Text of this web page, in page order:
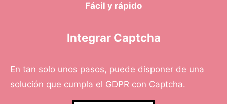
Fácil y rápido
Integrar Captcha
En tan solo unos pasos, puede disponer de una
solución que cumpla el GDPR con Captcha.